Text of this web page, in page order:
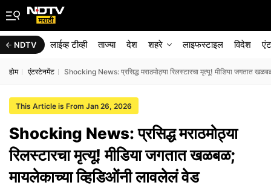
NDTV लाईव्ह टीव्ही ताज्या देश शहरे लाइफस्टाइल विदेश
होम एंटरटेनमेंट Shocking News: प्रसिद्ध मराठमोठ्या रिलस्टारचा मृत्यू! मीडिया जगतात
This Article is From Jan 26, 2026
Shocking News: प्रसिद्ध मराठमोठ्या
रिलस्टारचा मृत्यू! मीडिया जगतात खळबळ;
मायलेकाच्या व्हिडिओंनी लावलेलं वेड